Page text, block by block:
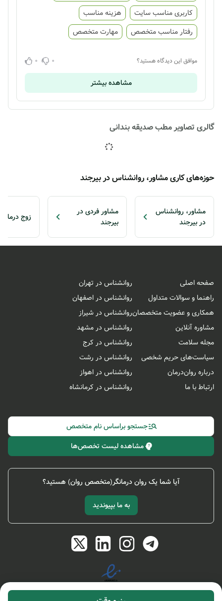
کاربری مناسب سایت
هزینه مناسب
رفتار مناسب متخصص
مهارت متخصص
موافق این دیدگاه هستید؟ 0
0
مشاهده بیشتر
گالری تصاویر مطب صدیقه بندانی
حوزه‌های کاری مشاور، روانشناس در بیرجند
مشاور، روانشناس
در بیرجند
مشاور فردی در
بیرجند
زوج
صفحه اصلی
راهنما و سوالات متداول
همکاری و عضویت متخصصان
مشاوره آنلاین
مجله سلامت
سیاست‌های حریم شخصی
درباره روان‌درمان
ارتباط با ما
روانشناس در تهران
روانشناس در اصفهان
روانشناس در شیراز
روانشناس در مشهد
روانشناس در کرج
روانشناس در رشت
روانشناس در اهواز
روانشناس در کرمانشاه
جستجو براساس نام متخصص
مشاهده لیست تخصص‌ها
آیا شما یک روان درمانگر(متخصص روان) هستید؟
به ما بپیوندید